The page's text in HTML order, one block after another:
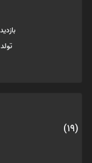
بازدید: 73 - کد
تولد: 1338/05/02 فوت:
(19)